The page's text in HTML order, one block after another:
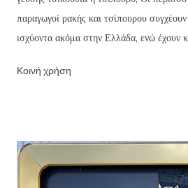
παραγωγοί ρακής και τσίπουρου
ισχύοντα ακόμα στην Ελλάδα, ενώ έχουν
αγνοούν ότι βγάζοντας π.χ. ως συνήθως
τσικουδιά δεν πρέπει να ξεπερνά τους
οινοπνεύματος, δηλαδή 16-16,5 γράδα
Κοινή χρήση